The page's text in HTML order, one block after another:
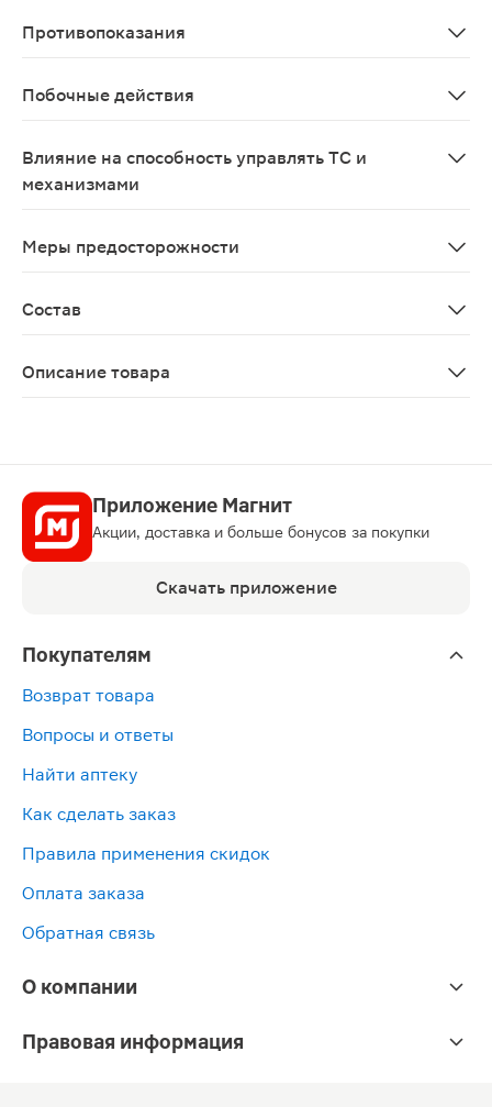
Противопоказания
Побочные действия
Влияние на способность управлять ТС и
механизмами
Меры предосторожности
Состав
Описание товара
Приложение Магнит
Акции, доставка и больше бонусов за покупки
Скачать приложение
Покупателям
Возврат товара
Вопросы и ответы
Найти аптеку
Как сделать заказ
Правила применения скидок
Оплата заказа
Обратная связь
О компании
Правовая информация